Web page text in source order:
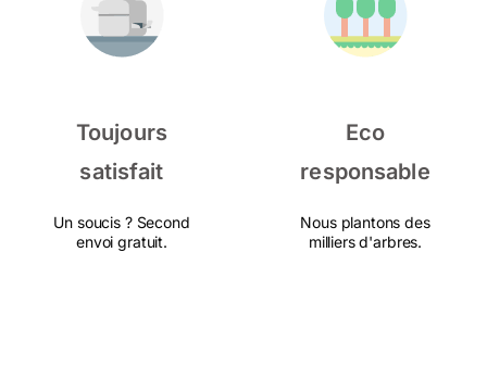
Toujours
satisfait
Un soucis ? Second
envoi gratuit.
Eco
responsable
Nous plantons des
milliers d'arbres.